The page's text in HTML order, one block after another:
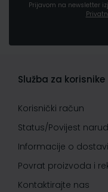
Prijavom na newsletter
Služba za korisnike
Korisnički račun
Status/Povijest
Informacije o dostavi
Povrat proizvoda i
Kontaktirajte nas